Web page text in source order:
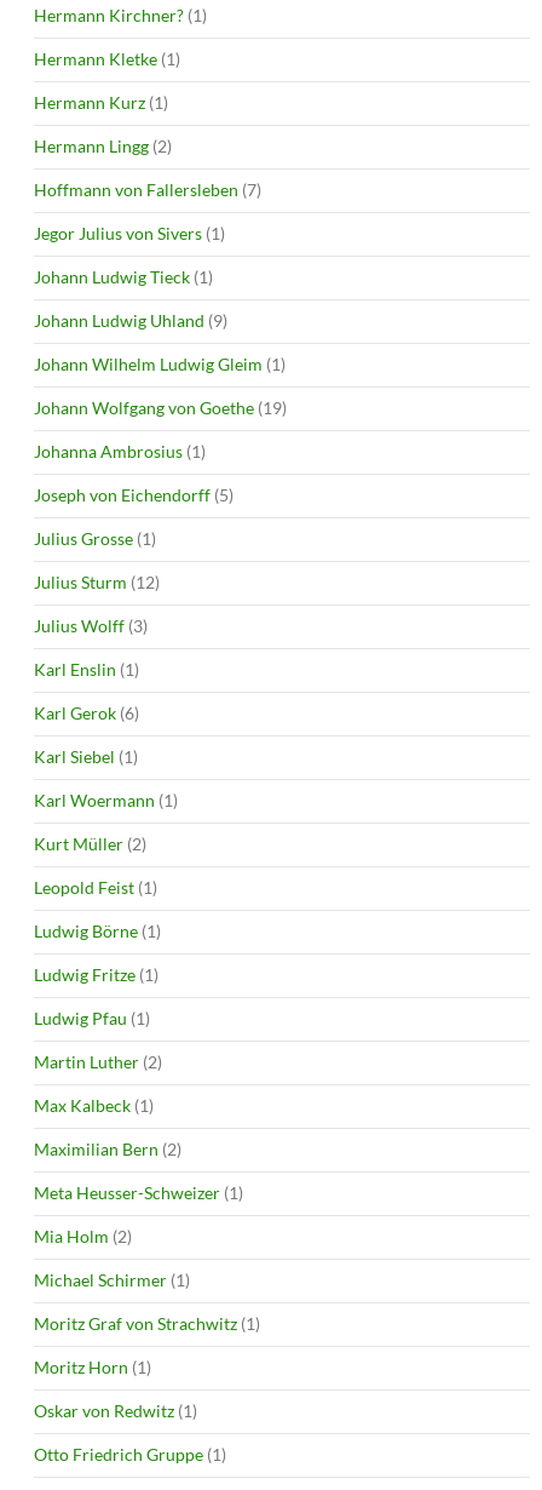
Hermann Kirchner? (1)
Hermann Kletke (1)
Hermann Kurz (1)
Hermann Lingg (2)
Hoffmann von Fallersleben (7)
Jegor Julius von Sivers (1)
Johann Ludwig Tieck (1)
Johann Ludwig Uhland (9)
Johann Wilhelm Ludwig Gleim (1)
Johann Wolfgang von Goethe (19)
Johanna Ambrosius (1)
Joseph von Eichendorff (5)
Julius Grosse (1)
Julius Sturm (12)
Julius Wolff (3)
Karl Enslin (1)
Karl Gerok (6)
Karl Siebel (1)
Karl Woermann (1)
Kurt Müller (2)
Leopold Feist (1)
Ludwig Börne (1)
Ludwig Fritze (1)
Ludwig Pfau (1)
Martin Luther (2)
Max Kalbeck (1)
Maximilian Bern (2)
Meta Heusser-Schweizer (1)
Mia Holm (2)
Michael Schirmer (1)
Moritz Graf von Strachwitz (1)
Moritz Horn (1)
Oskar von Redwitz (1)
Otto Friedrich Gruppe (1)